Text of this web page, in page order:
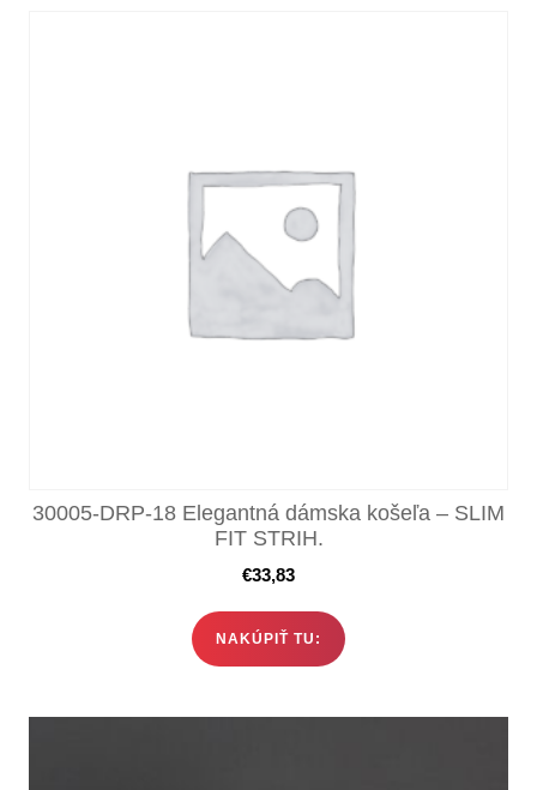
30005-DRP-18 Elegantná dámska košeľa – SLIM
FIT STRIH.
€33,83
NAKÚPIŤ TU: